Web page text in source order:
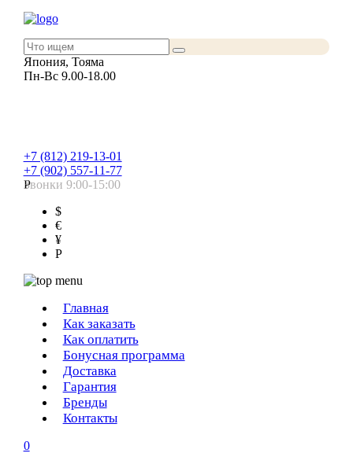
Япония, Тояма
Пн-Вс 9.00-18.00
+7 (812) 219-13-01
+7 (902) 557-11-77
Звонки 9:00-15:00
Р
$
€
¥
Р
Главная
Как заказать
Как оплатить
Бонусная программа
Доставка
Гарантия
Бренды
Контакты
0